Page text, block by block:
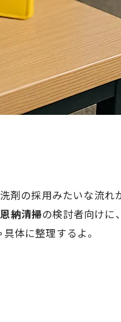
剤の採用みたいな流れ
恩納清掃の検討者向けに
体に整理するよ。